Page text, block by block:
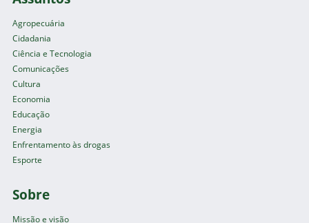
Agropecuária
Cidadania
Ciência e Tecnologia
Comunicações
Cultura
Economia
Educação
Energia
Enfrentamento às drogas
Esporte
Sobre
Missão e visão